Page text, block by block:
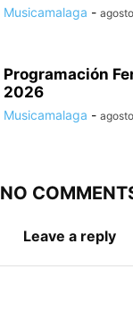
Musicamalaga -
Programación
2026
Musicamalaga -
NO
Leave a reply